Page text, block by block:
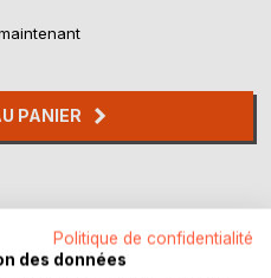
PANIER
Politique de confidentialité
des données